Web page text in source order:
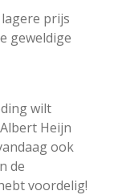
prijs
geweldige
wilt
Heijn
ook
de
voordelig!